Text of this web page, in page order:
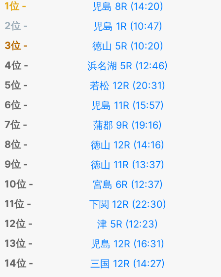
児島 8R (14:20)
児島 1R (10:47)
徳山 5R (10:20)
浜名湖 5R (12:46)
若松 12R (20:31)
児島 11R (15:57)
蒲郡 9R (19:16)
徳山 12R (14:16)
徳山 11R (13:37)
宮島 6R (12:37)
下関 12R (22:30)
津 5R (12:23)
児島 12R (16:31)
三国 12R (14:27)